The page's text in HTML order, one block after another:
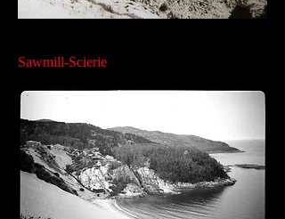
Sawmill-Scierie